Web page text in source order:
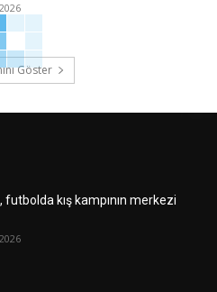
Göster
futbolda kış kampının merkezi